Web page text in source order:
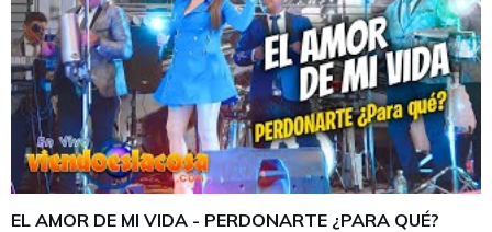
EL AMOR DE MI VIDA - PERDONARTE ¿PARA QUÉ?